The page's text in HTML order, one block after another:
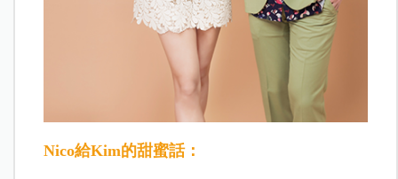
Nico給Kim的甜蜜話：